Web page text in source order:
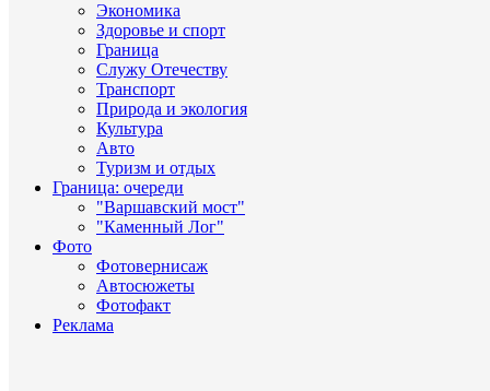
Экономика
Здоровье и спорт
Граница
Служу Отечеству
Транспорт
Природа и экология
Культура
Авто
Туризм и отдых
Граница: очереди
"Варшавский мост"
"Каменный Лог"
Фото
Фотовернисаж
Автосюжеты
Фотофакт
Реклама